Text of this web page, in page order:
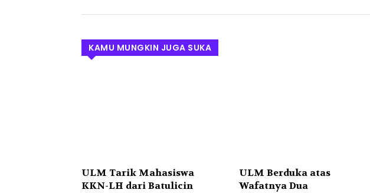
KAMU MUNGKIN JUGA SUKA
ULM Tarik Mahasiswa
KKN-LH dari Batulicin
ULM Berduka atas
Wafatnya Dua